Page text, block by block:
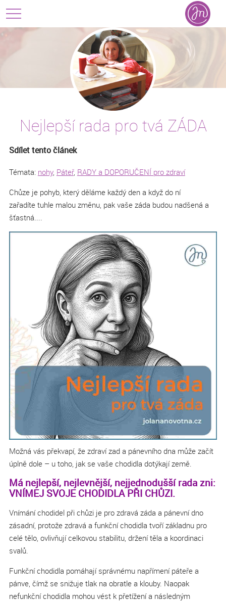
Nejlepší rada pro tvá ZÁDA
Sdílet tento článek
Témata: nohy, Páteř, RADY a DOPORUČENÍ pro zdraví
Chůze je pohyb, který děláme každý den a když do ní
zařadíte tuhle malou změnu, pak vaše záda budou nadšená a
šťastná....
Možná vás překvapí, že zdraví zad a pánevního dna může začít
úplně dole – u toho, jak se vaše chodidla dotýkají země.
Má nejlepší, nejlevnější, nejjednodušší rada zni:
VNÍMEJ SVOJE CHODIDLA PŘI CHŮZI.
Vnímání chodidel při chůzi je pro zdravá záda a pánevní dno
zásadní, protože zdravá a funkční chodidla tvoří základnu pro
celé tělo, ovlivňují celkovou stabilitu, držení těla a koordinaci
svalů.
Funkční chodidla pomáhají správnému napřímení páteře a
pánve, čímž se snižuje tlak na obratle a klouby. Naopak
nefunkční chodidla mohou vést k přetížení a následným